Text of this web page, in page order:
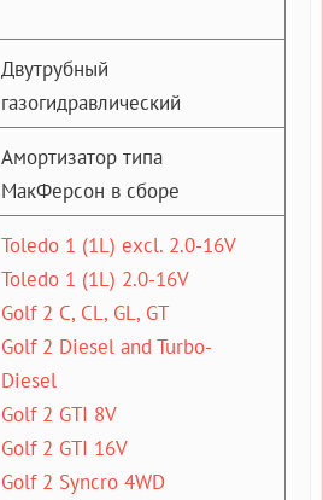
Двутрубный
газогидравлический
Амортизатор типа
МакФерсон в сборе
Toledo 1 (1L) excl. 2.0-16V
Toledo 1 (1L) 2.0-16V
Golf 2 C, CL, GL, GT
Golf 2 Diesel and Turbo-
Diesel
Golf 2 GTI 8V
Golf 2 GTI 16V
Golf 2 Syncro 4WD